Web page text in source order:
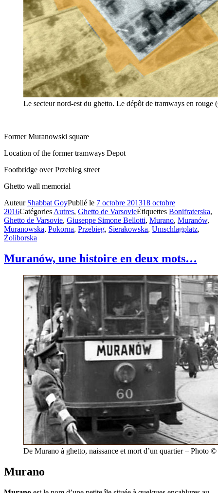
Le secteur nord-est du ghetto. Le dépôt de tramways en rouge
Former Muranowski square
Location of the former tramways Depot
Footbridge over Przebieg street
Ghetto wall memorial
Auteur Shabbat GoyPublié le 7 octobre 201318 octobre
2016Catégories Autres, Ghetto de VarsovieÉtiquettes Bonifraterska,
Ghetto de Varsovie, Giuseppe Simone Bellotti, Murano, Muranów,
Muranowska, Pokorna, Przebieg, Sierakowska, Umschlagplatz,
Żoliborska
Muranów, une histoire en deux mots…
De Murano à ghetto, naissance et mort d’un quartier – Photo
Murano